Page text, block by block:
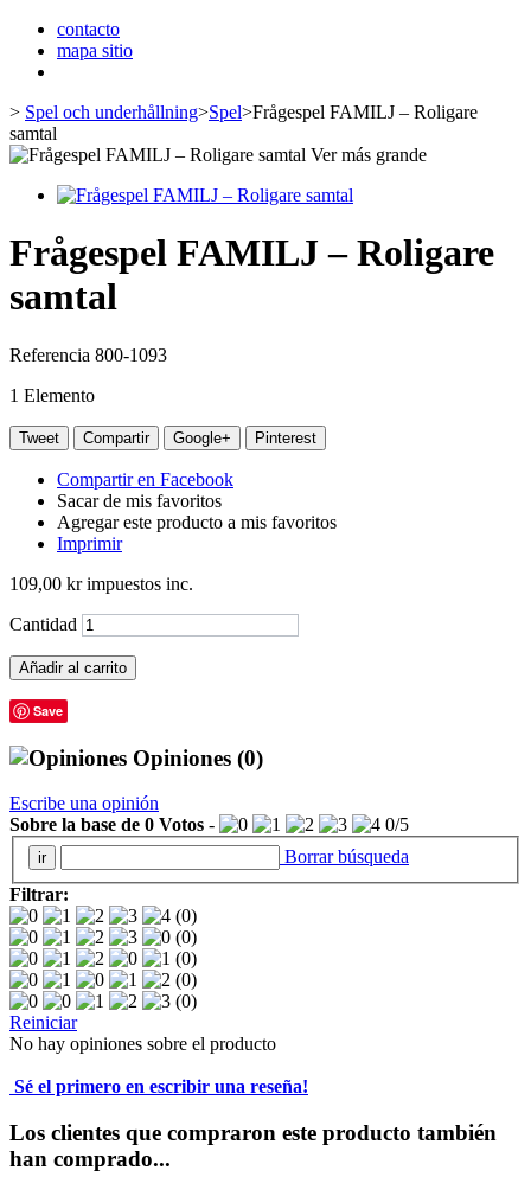
contacto
mapa sitio
> Spel och underhållning>Spel>Frågespel FAMILJ – Roligare
samtal
Ver más grande
Frågespel FAMILJ – Roligare
samtal
Referencia 800-1093
1 Elemento
Tweet Compartir Google+ Pinterest
Compartir en Facebook
Sacar de mis favoritos
Agregar este producto a mis favoritos
Imprimir
109,00 krimpuestos inc.
Cantidad
Añadir al carrito
Save
Opiniones (0)
Escribe una opinión
Sobre la base de 0 Votos - 0/5
Borrar búsqueda
Filtrar:
(0)
(0)
(0)
(0)
(0)
Reiniciar
No hay opiniones sobre el producto
Sé el primero en escribir una reseña!
Los clientes que compraron este producto también
han comprado...